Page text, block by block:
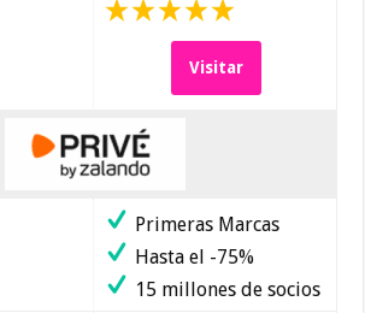
Visitar
Primeras Marcas
Hasta el -75%
15 millones de socios